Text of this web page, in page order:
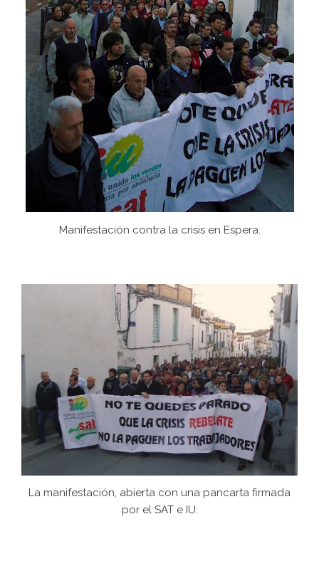
Manifestación contra la crisis en Espera.
La manifestación, abierta con una pancarta firmada
por el SAT e IU.